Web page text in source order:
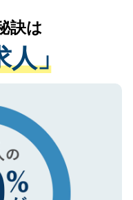
についての厳密な
者のみに付与され
を取得済みです。
報は、SSL（デー
ご安心ください。
機関の状況や紹介
切なアドバイスを
ぐにご転職をされ
ポートが可能です
さい。
訣は
人」